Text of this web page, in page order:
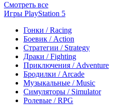
Смотреть все
Игры PlayStation 5
Гонки / Racing
Боевик / Action
Стратегии / Strategy
Драки / Fighting
Приключения / Adventure
Бродилки / Arcade
Музыкальные / Music
Симуляторы / Simulator
Ролевые / RPG